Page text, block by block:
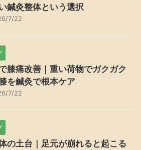
鍼灸整体という選択
7/22
膝痛改善｜重い荷物でガクガク
を鍼灸で根本ケア
7/22
の土台｜足元が崩れると起こる